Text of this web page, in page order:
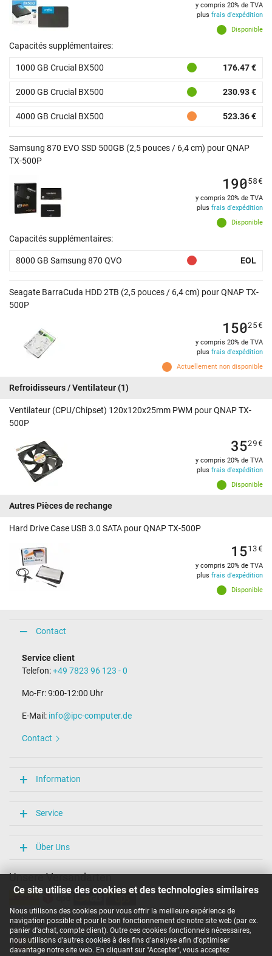
Ce site utilise des cookies et des technologies similaires
Nous utilisons des cookies pour vous offrir la meilleure expérience de
navigation possible et pour le bon fonctionnement de notre site web (par ex.
panier d'achat, compte client). Outre ces cookies fonctionnels nécessaires,
nous utilisons d'autres cookies à des fins d'analyse afin d'optimiser
davantage notre site web. En cliquant sur "Accepter", vous acceptez
Disponible
y compris 20% de TVA
plus frais d'expédition
Capacités supplémentaires:
1000 GB Crucial BX500 176.47 €
2000 GB Crucial BX500 230.93 €
4000 GB Crucial BX500 523.36 €
Samsung 870 EVO SSD 500GB (2,5 pouces / 6,4 cm) pour QNAP
TX-500P
Disponible
19058€
y compris 20% de TVA
plus frais d'expédition
Capacités supplémentaires:
8000 GB Samsung 870 QVO EOL
Seagate BarraCuda HDD 2TB (2,5 pouces / 6,4 cm) pour QNAP TX-
500P
Actuellement non disponible
15025€
y compris 20% de TVA
plus frais d'expédition
Refroidisseurs / Ventilateur(1)
Ventilateur (CPU/Chipset) 120x120x25mm PWM pour QNAP TX-
500P
Disponible
3529€
y compris 20% de TVA
plus frais d'expédition
Autres Pièces de rechange
Hard Drive Case USB 3.0 SATA pour QNAP TX-500P
Disponible
1513€
y compris 20% de TVA
plus frais d'expédition
Contact
Service client
Telefon:+49 7823 96 123 - 0
Mo-Fr: 9:00-12:00 Uhr
E-Mail: info@ipc-computer.de
Contact
Information
Service
Über Uns
Unsere Versandarten
Unsere Zahlarten